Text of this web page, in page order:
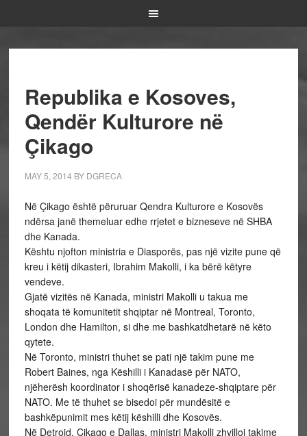
Republika e Kosoves,
Qendër Kulturore në
Çikago
MAY 5, 2014 BY DGRECA
Në Çikago është përuruar Qendra Kulturore e Kosovës
ndërsa janë themeluar edhe rrjetet e bizneseve në SHBA
dhe Kanada.
Kështu njofton ministria e Diasporës, pas një vizite pune që
kreu i këtij dikasteri, Ibrahim Makolli, i ka bërë këtyre
vendeve.
Gjatë vizitës në Kanada, ministri Makolli u takua me
shoqata të komunitetit shqiptar në Montreal, Toronto,
London dhe Hamilton, si dhe me bashkatdhetarë në këto
qytete.
Në Toronto, ministri thuhet se pati një takim pune me
Robert Baines, nga Këshilli i Kanadasë për NATO,
njëherësh koordinator i shoqërisë kanadeze-shqiptare për
NATO. Me të thuhet se bisedoi për mundësitë e
bashkëpunimit mes këtij këshilli dhe Kosovës.
Në Detroid, Çikago e Dallas, ministri Makolli zhvilloi takime